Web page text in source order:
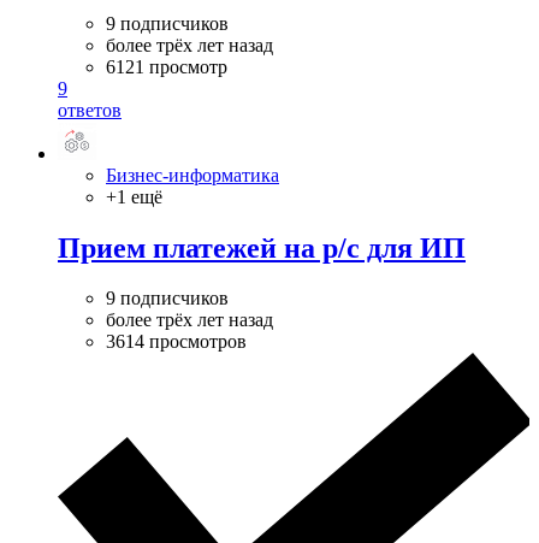
9 подписчиков
более трёх лет назад
6121 просмотр
9
ответов
Бизнес-информатика
+1 ещё
Прием платежей на р/с для ИП
9 подписчиков
более трёх лет назад
3614 просмотров